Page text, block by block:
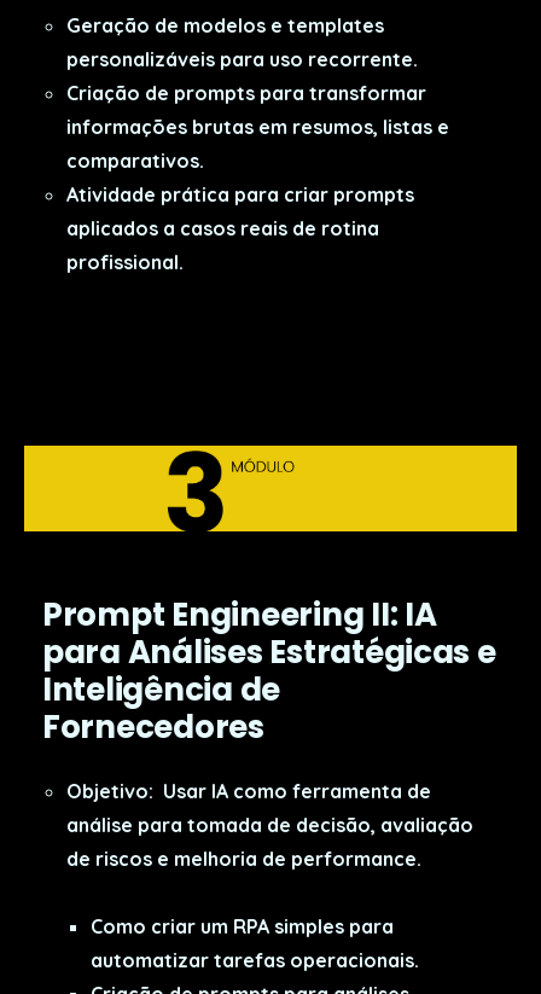
Geração de modelos e templates
personalizáveis para uso recorrente.
Criação de prompts para transformar
informações brutas em resumos, listas e
comparativos.
Atividade prática para criar prompts
aplicados a casos reais de rotina
profissional.
Prompt Engineering II: IA
para Análises Estratégicas e
Inteligência de
Fornecedores
Objetivo: Usar IA como ferramenta de
análise para tomada de decisão, avaliação
de riscos e melhoria de performance.
Como criar um RPA simples para
automatizar tarefas operacionais.